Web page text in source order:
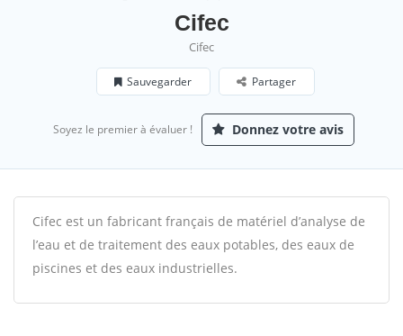
Cifec
Cifec
Sauvegarder Partager
Soyez le premier à évaluer ! Donnez votre avis
Cifec est un fabricant français de matériel d’analyse de
l’eau et de traitement des eaux potables, des eaux de
piscines et des eaux industrielles.